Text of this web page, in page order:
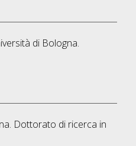
di Bologna.
Dottorato di ricerca in